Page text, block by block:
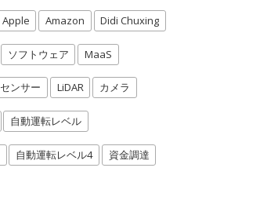
Apple Amazon Didi Chuxing
ソフトウェア MaaS
センサー LiDAR カメラ
自動運転レベル
自動運転レベル4 資金調達